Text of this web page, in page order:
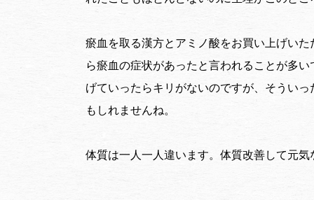
瘀血を取る漢方とアミノ酸をお買い上げい
ら瘀血の症状があったと言われることが多
げていったらキリがないのですが、そうい
もしれませんね。
体質は一人一人違います。体質改善して元